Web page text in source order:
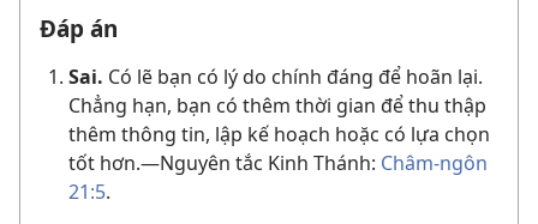
Đáp án
Sai. Có lẽ bạn có lý do chính đáng để hoãn lại.
Chẳng hạn, bạn có thêm thời gian để thu thập
thêm thông tin, lập kế hoạch hoặc có lựa chọn
tốt hơn.​—Nguyên tắc Kinh Thánh: Châm-ngôn
21:5.